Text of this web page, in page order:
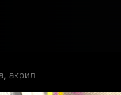
акрил